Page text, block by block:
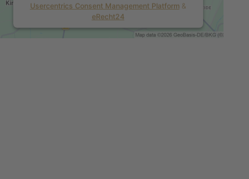
Usercentrics Consent Management Platform &
eRecht24